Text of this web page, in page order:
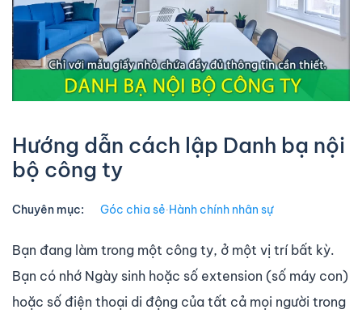
Hướng dẫn cách lập Danh bạ nội
bộ công ty
Chuyên mục: Góc chia sẻ∙Hành chính nhân sự
Bạn đang làm trong một công ty, ở một vị trí bất kỳ.
Bạn có nhớ Ngày sinh hoặc số extension (số máy con)
hoặc số điện thoại di động của tất cả mọi người trong